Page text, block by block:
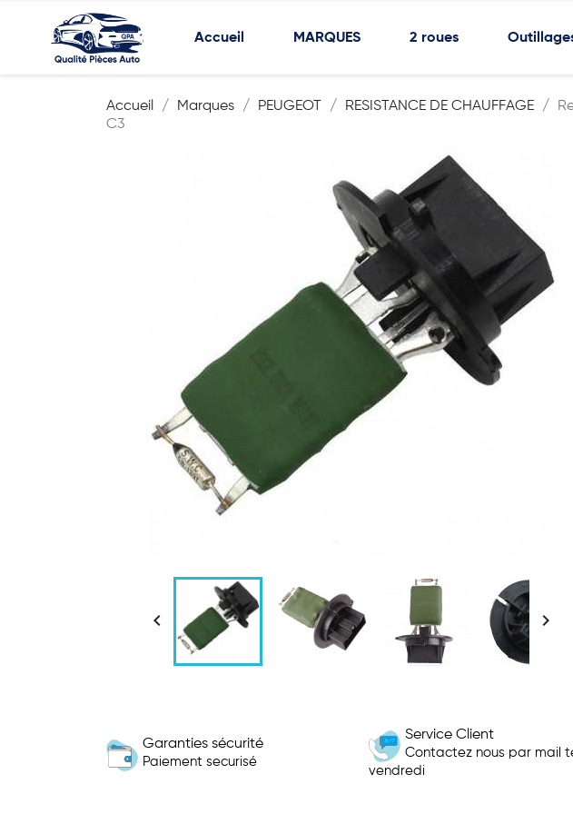
Accueil MARQUES 2 roues
Accueil Marques PEUGEOT RESISTANCE DE CHAUFFAGE
C3
 
Garanties sécurité
Paiement securisé
Service Client
Contactez nous par mail
vendredi